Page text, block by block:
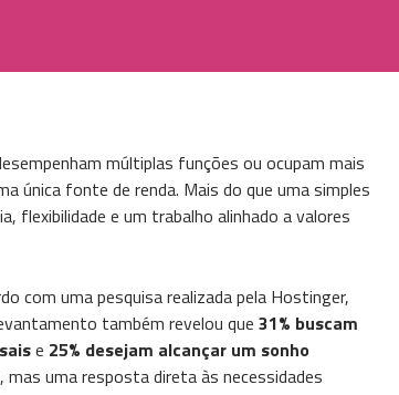
múltiplas funções ou ocupam mais
única fonte de renda. Mais do que uma simples
flexibilidade e um trabalho alinhado a valores
com uma pesquisa realizada pela Hostinger,
também revelou que 31% buscam
e 25% desejam alcançar um sonho
uma resposta direta às necessidades